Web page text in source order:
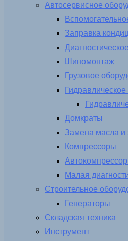
Автосервисное
Заправка
Шиномонтаж
Грузовое
Домкраты
Замена масла и
Компрессоры
Малая
Строительное
Генераторы
Складская техника
Инструмент